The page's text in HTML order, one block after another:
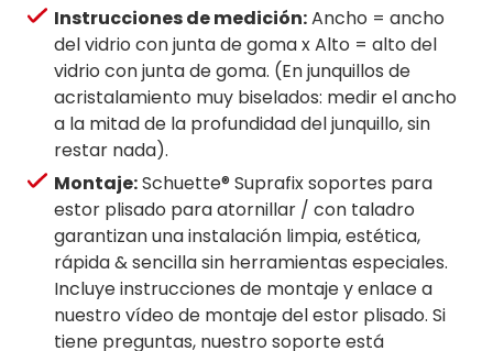
Instrucciones de medición:Ancho = ancho
del vidrio con junta de goma x Alto = alto del
vidrio con junta de goma. (En junquillos de
acristalamiento muy biselados: medir el ancho
a la mitad de la profundidad del junquillo, sin
restar nada).
Montaje:Schuette® Suprafix soportes para
estor plisado para atornillar / con taladro
garantizan una instalación limpia, estética,
rápida & sencilla sin herramientas especiales.
Incluye instrucciones de montaje y enlace a
nuestro vídeo de montaje del estor plisado. Si
tiene preguntas, nuestro soporte está